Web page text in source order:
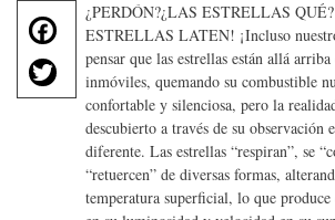
F
e
T
w
it
te
¿PERDÓN?¿LAS ESTRELLAS
ESTRELLAS LATEN! ¡Incluso
pensar que las estrellas están allá
inmóviles, quemando su combustible
confortable y silenciosa, pero la
descubierto a través de su observación
diferente. Las estrellas “respiran”, se
“retuercen” de diversas formas,
temperatura superficial, lo que